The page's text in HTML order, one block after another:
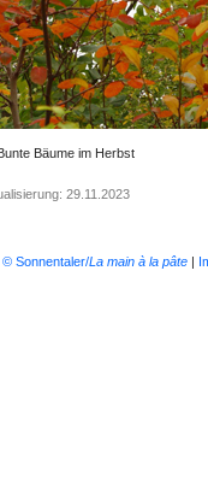
Bäume im Herbst
29.11.2023
© Sonnentaler/La main à la pâte|